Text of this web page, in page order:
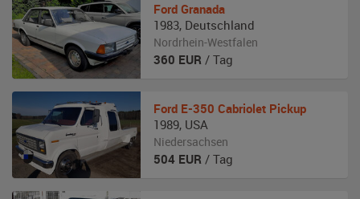
Ford Granada
1983, Deutschland
Nordrhein-Westfalen
360 EUR / Tag
Ford E-350 Cabriolet Pickup
1989, USA
Niedersachsen
504 EUR / Tag